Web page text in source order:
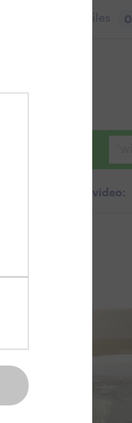
Files 0
Zoeken in foto & video: